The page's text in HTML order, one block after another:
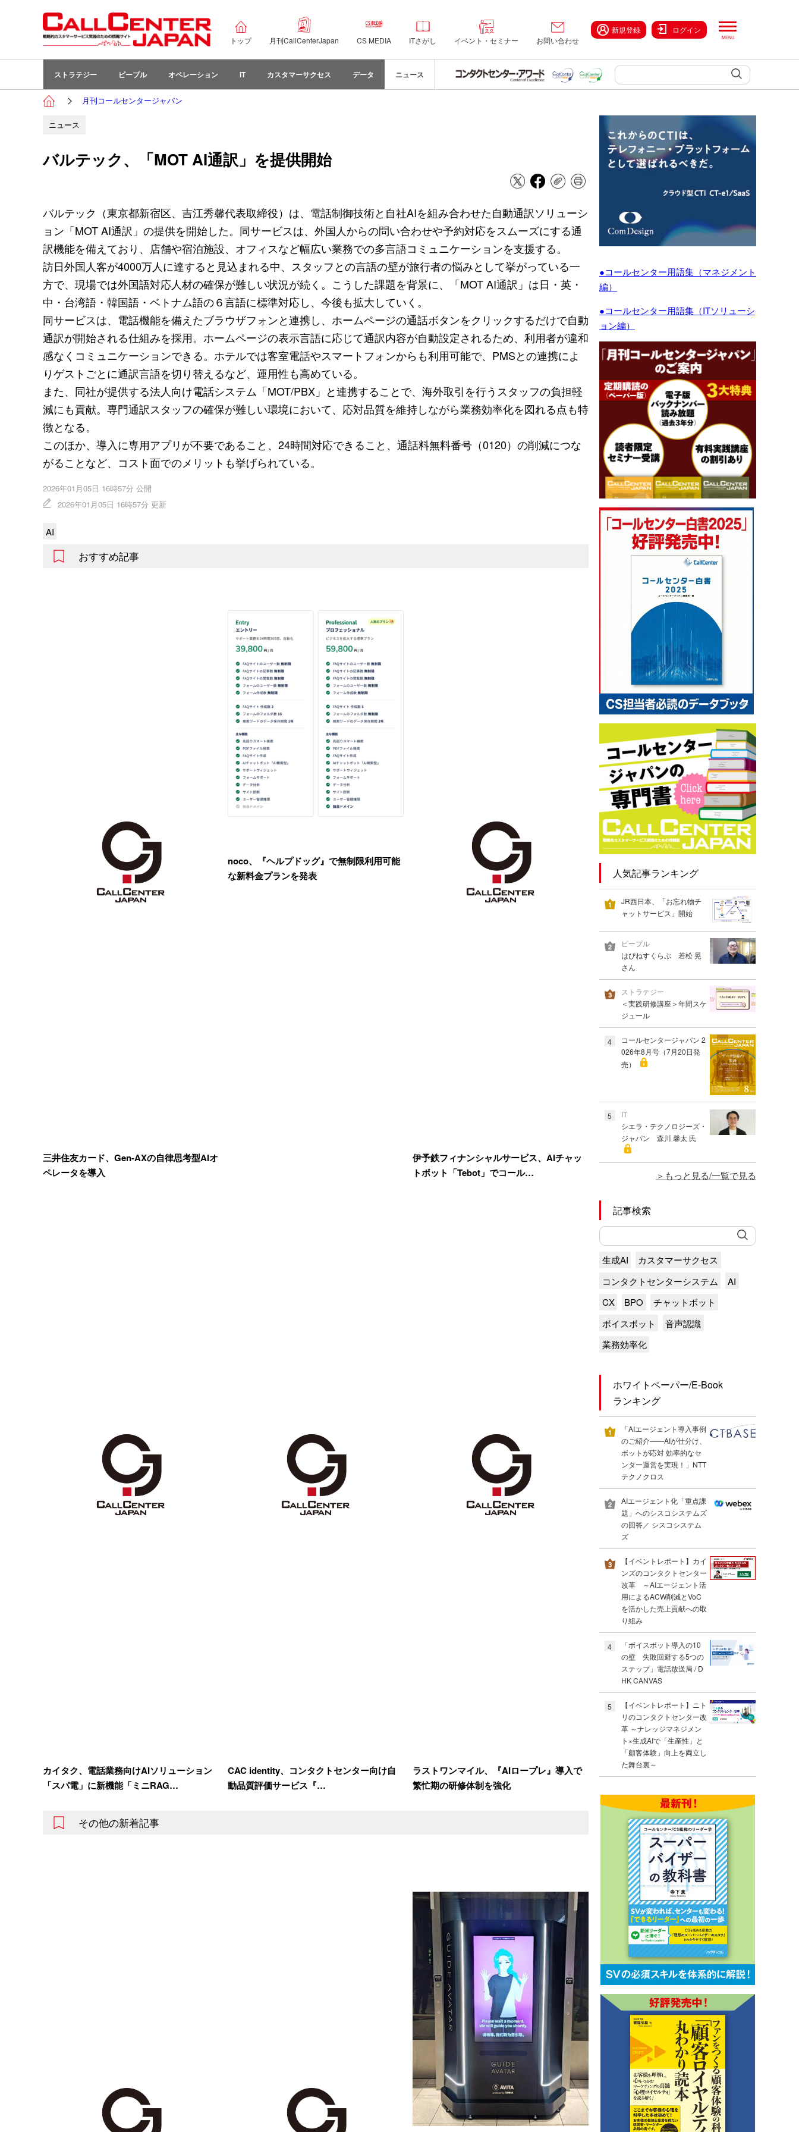
トップ 月刊CallCenterJapan CS MEDIA ITさがし イベント・セミナー お問い合わせ
新規登録 ログイン
ストラテジー ピープル オペレーション IT カスタマーサクセス データ ニュース
月刊コールセンタージャパン
ニュース
バルテック、「MOT AI通訳」を提供開始
バルテック（東京都新宿区、吉江秀馨代表取締役）は、電話制御技術と自社AIを組み合わせた自動通訳ソリューシ
ョン「MOT AI通訳」の提供を開始した。同サービスは、外国人からの問い合わせや予約対応をスムーズにする通
訳機能を備えており、店舗や宿泊施設、オフィスなど幅広い業務での多言語コミュニケーションを支援する。
訪日外国人客が4000万人に達すると見込まれる中、スタッフとの言語の壁が旅行者の悩みとして挙がっている一
方で、現場では外国語対応人材の確保が難しい状況が続く。こうした課題を背景に、「MOT AI通訳」は日・英・
中・台湾語・韓国語・ベトナム語の６言語に標準対応し、今後も拡大していく。
同サービスは、電話機能を備えたブラウザフォンと連携し、ホームページの通話ボタンをクリックするだけで自動
通訳が開始される仕組みを採用。ホームページの表示言語に応じて通訳内容が自動設定されるため、利用者が違和
感なくコミュニケーションできる。ホテルでは客室電話やスマートフォンからも利用可能で、PMSとの連携によ
りゲストごとに通訳言語を切り替えるなど、運用性も高めている。
また、同社が提供する法人向け電話システム「MOT/PBX」と連携することで、海外取引を行うスタッフの負担軽
減にも貢献。専門通訳スタッフの確保が難しい環境において、応対品質を維持しながら業務効率化を図れる点も特
徴となる。
このほか、導入に専用アプリが不要であること、24時間対応できること、通話料無料番号（0120）の削減につな
がることなど、コスト面でのメリットも挙げられている。
2026年01月05日 16時57分 公開
2026年01月05日 16時57分 更新
AI
おすすめ記事
三井住友カード、Gen-AXの自律思考型AIオ
ペレータを導入
noco、『ヘルプドッグ』で無制限利用可能
な新料金プランを発表
伊予鉄フィナンシャルサービス、AIチャッ
トボット「Tebot」でコール…
カイタク、電話業務向けAIソリューション
「スパ電」に新機能「ミニRAG…
CAC identity、コンタクトセンター向け自
動品質評価サービス『…
ラストワンマイル、『AIロープレ』導入で
繁忙期の研修体制を強化
その他の新着記事
●コールセンター用語集（マネジメント
編）
●コールセンター用語集（ITソリューシ
ョン編）
人気記事ランキング
JR西日本、「お忘れ物チ
ャットサービス」開始
ピープル
はぴねすくらぶ 若松 晃
さん
ストラテジー
＜実践研修講座＞年間スケ
ジュール
4
コールセンタージャパン 2
026年8月号（7月20日発
売）
5
IT
シエラ・テクノロジーズ・
ジャパン 森川 馨太 氏
もっと見る/一覧で見る
記事検索
生成AI
カスタマーサクセス
コンタクトセンターシステム
AI
CX
BPO
チャットボット
ボイスボット
音声認識
業務効率化
ホワイトペーパー/E-Book
ランキング
「AIエージェント導入事例
のご紹介――AIが仕分け、
ボットが応対 効率的なセ
ンター運営を実現！」NTT
テクノクロス
AIエージェント化「重点課
題」へのシスコシステムズ
の回答／ シスコシステム
ズ
【イベントレポート】カイ
ンズのコンタクトセンター
改革 ～AIエージェント活
用によるACW削減とVoC
を活かした売上貢献への取
り組み
4
「ボイスボット導入の10
の壁 失敗回避する5つの
ステップ」電話放送局 / D
HK CANVAS
5
【イベントレポート】ニト
リのコンタクトセンター改
革 ～ナレッジマネジメン
ト×生成AIで「生産性」と
「顧客体験」向上を両立し
た舞台裏～